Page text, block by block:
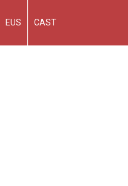
EUS CAST